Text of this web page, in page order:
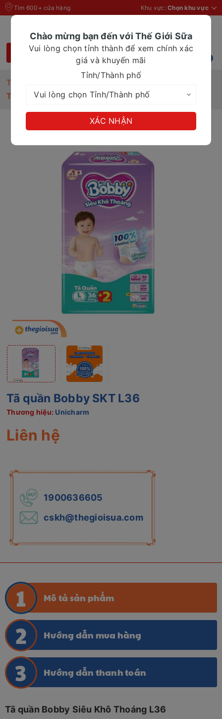
Tìm 600+ cửa hàng Khu vực: Chọn khu vực
Trang chủ
Tã quần Bobby SKT L36
Tã quần Bobby SKT L36
Thương hiệu: Unicharm
Liên hệ
1900636605
cskh@thegioisua.com
Mô tả sản phẩm
Hướng dẫn mua hàng
Hướng dẫn thanh toán
Tã quần Bobby Siêu Khô Thoáng L36
Chào mừng bạn đến với Thế Giới Sữa
Vui lòng chọn tỉnh thành để xem chính xác
giá và khuyến mãi
Tỉnh/Thành phố
XÁC NHẬN